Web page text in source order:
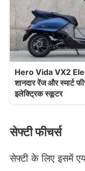
Hero Vida VX2
शानदार रेंज और स्मार्ट
इलेक्ट्रिक स्कूटर
सेफ्टी फीचर्स
सेफ्टी के लिए इसमें